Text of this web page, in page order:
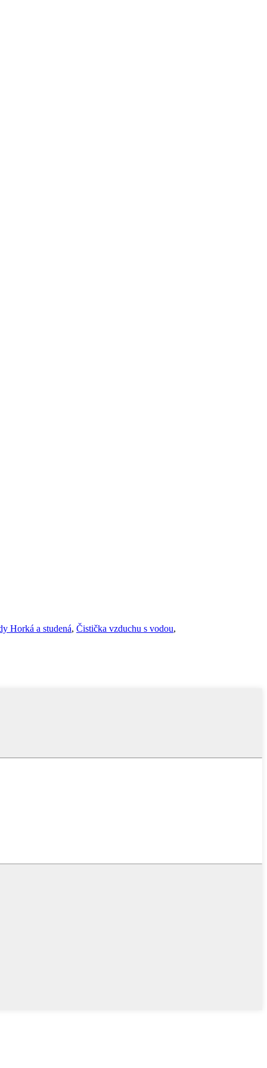
Horká a studená, Čistička vzduchu s vodou,